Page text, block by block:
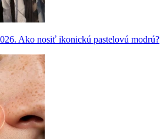
Ako nosiť ikonickú pastelovú modrú?